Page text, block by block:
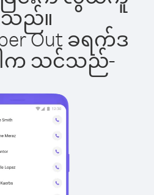
သည်။
Out ခရက်ဒ
ပါက သင်သည်-